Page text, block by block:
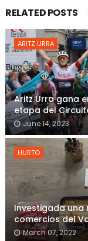
RELATED POSTS
ARITZ URRA
Aritz Urra gana
etapa del
June 14, 2023
HURTO
Investigada una
comercios del
March 07, 2022